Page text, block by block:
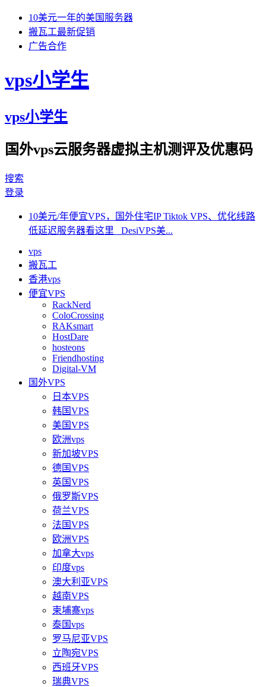
10美元一年的美国服务器
搬瓦工最新促销
广告合作
vps小学生
vps小学生
国外vps云服务器虚拟主机测评及优惠码
搜索
登录
10美元/年便宜VPS，国外住宅IP Tiktok VPS、优化线路
低延迟服务器看这里 DesiVPS美...
vps
搬瓦工
香港vps
便宜VPS
RackNerd
ColoCrossing
RAKsmart
HostDare
hosteons
Friendhosting
Digital-VM
国外VPS
日本VPS
韩国VPS
美国VPS
欧洲vps
新加坡VPS
德国VPS
英国VPS
俄罗斯VPS
荷兰VPS
法国VPS
欧洲VPS
加拿大vps
印度vps
澳大利亚VPS
越南VPS
柬埔寨vps
泰国vps
罗马尼亚VPS
立陶宛VPS
西班牙VPS
瑞典VPS